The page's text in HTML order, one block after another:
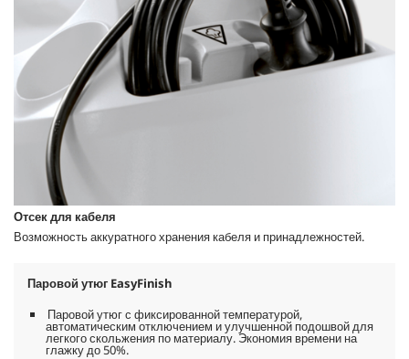
Отсек для кабеля
Возможность аккуратного хранения кабеля и принадлежностей.
Паровой утюг EasyFinish
Паровой утюг с фиксированной температурой,
автоматическим отключением и улучшенной подошвой для
легкого скольжения по материалу. Экономия времени на
глажку до 50%.